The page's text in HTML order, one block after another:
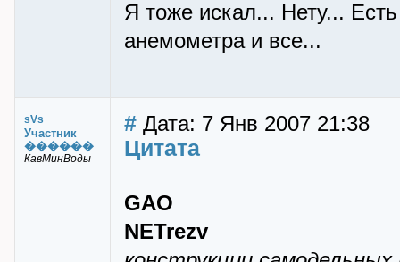
Я тоже искал... Нету...
анемометра и все...
sVs
Участник
������
КавМинВоды
# Дата: 7 Янв 2007 21:38
Цитата
GAO
NETrezv